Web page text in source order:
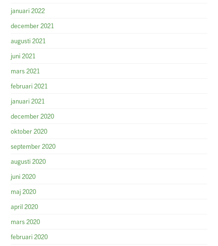
januari 2022
december 2021
augusti 2021
juni 2021
mars 2021
februari 2021
januari 2021
december 2020
oktober 2020
september 2020
augusti 2020
juni 2020
maj 2020
april 2020
mars 2020
februari 2020